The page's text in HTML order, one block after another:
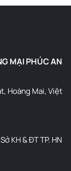
MẠI PHÚC AN
Hoàng Mai, Việt
KH & ĐT TP. HN